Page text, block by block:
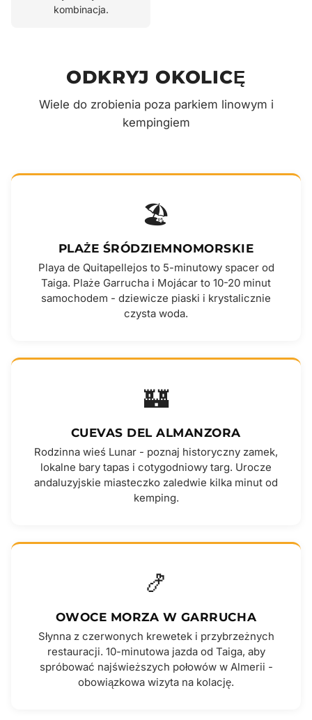
kombinacja.
ODKRYJ OKOLICĘ
Wiele do zrobienia poza parkiem linowym i
kempingiem
🏖️
PLAŻE ŚRÓDZIEMNOMORSKIE
Playa de Quitapellejos to 5-minutowy spacer od
Taiga. Plaże Garrucha i Mojácar to 10-20 minut
samochodem - dziewicze piaski i krystalicznie
czysta woda.
🏰
CUEVAS DEL ALMANZORA
Rodzinna wieś Lunar - poznaj historyczny zamek,
lokalne bary tapas i cotygodniowy targ. Urocze
andaluzyjskie miasteczko zaledwie kilka minut od
kemping.
🍤
OWOCE MORZA W GARRUCHA
Słynna z czerwonych krewetek i przybrzeżnych
restauracji. 10-minutowa jazda od Taiga, aby
spróbować najświeższych połowów w Almerii -
obowiązkowa wizyta na kolację.